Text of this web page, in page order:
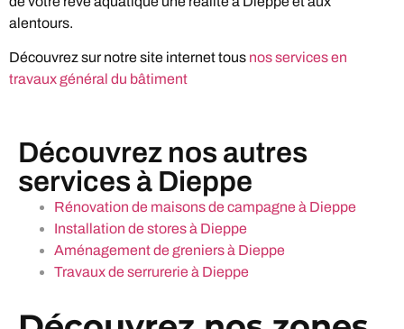
alentours.
Découvrez sur notre site internet tous nos services en
travaux général du bâtiment
Découvrez nos autres
services à Dieppe
Rénovation de maisons de campagne à Dieppe
Installation de stores à Dieppe
Aménagement de greniers à Dieppe
Travaux de serrurerie à Dieppe